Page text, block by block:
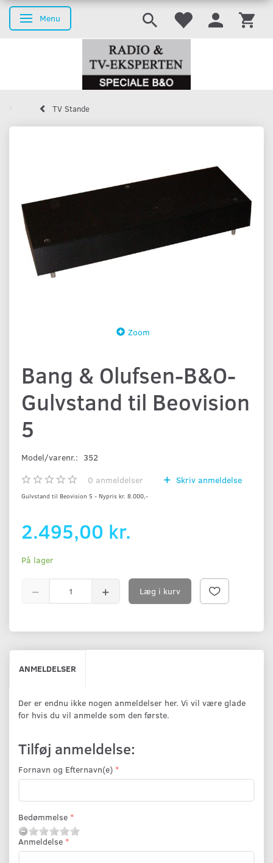
Skifte navigation
Menu
TV Stande
Zoom
Bang & Olufsen-B&O-
Gulvstand til Beovision
5
Model/varenr.: 352
0 anmeldelser Skriv anmeldelse
Gulvstand til Beovision 5 - Nypris kr. 8.000,-
2.495,00 kr.
På lager
Læg i kurv
ANMELDELSER
Der er endnu ikke nogen anmeldelser her. Vi vil være glade
for hvis du vil anmelde som den første.
Tilføj anmeldelse:
Fornavn og Efternavn(e)
Bedømmelse
Anmeldelse